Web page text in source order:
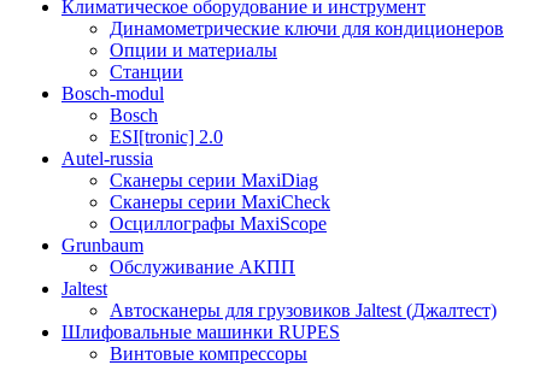
Климатическое оборудование и инструмент
Динамометрические ключи для кондиционеров
Опции и материалы
Станции
Bosch-modul
Bosch
ESI[tronic] 2.0
Autel-russia
Сканеры серии MaxiDiag
Сканеры серии MaxiCheck
Осциллографы MaxiScope
Grunbaum
Обслуживание АКПП
Jaltest
Автосканеры для грузовиков Jaltest (Джалтест)
Шлифовальные машинки RUPES
Винтовые компрессоры